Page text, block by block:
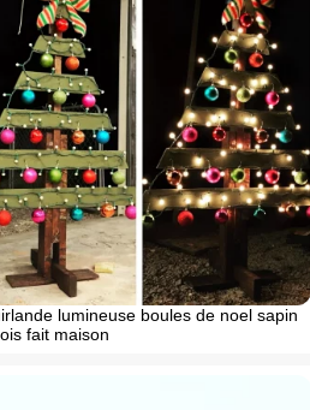
lumineuse boules de noel sapin
fait maison